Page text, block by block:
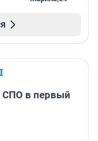
СПО в первый